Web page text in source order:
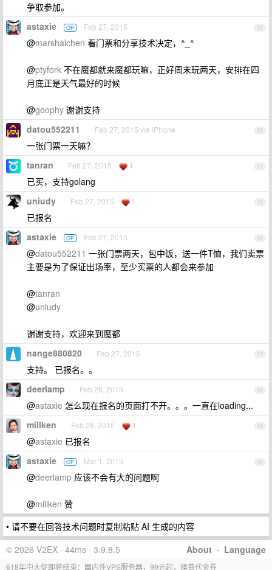
争取参加。
12
astaxie OP Feb 27, 2015
@marshalchen 看门票和分享技术决定，^_^
@ptyfork 不在魔都就来魔都玩嘛，正好周末玩两天，安排在四
月底正是天气最好的时候
@goophy 谢谢支持
13
datou552211 Feb 27, 2015 via iPhone
一张门票一天嘛？
14
tanran Feb 27, 2015 1
已买，支持golang
15
uniudy Feb 27, 2015 1
已报名
16
astaxie OP Feb 27, 2015
@datou552211 一张门票两天，包中饭，送一件T恤，我们卖票
主要是为了保证出场率，至少买票的人都会来参加
@tanran
@uniudy
谢谢支持，欢迎来到魔都
17
nange880820 Feb 27, 2015
支持。 已报名。。
18
deerlamp Feb 28, 2015
@astaxie 怎么现在报名的页面打不开。。。一直在loading...
19
millken Feb 28, 2015 1
@astaxie 已报名
20
astaxie OP Mar 1, 2015
@deerlamp 应该不会有大的问题啊
@millken 赞
• 请不要在回答技术问题时复制粘贴 AI 生成的内容
About · Language
© 2026 V2EX · 44ms · 3.9.8.5
618年中大促即将结束：国内外VPS服务器，99元起，续费代金券